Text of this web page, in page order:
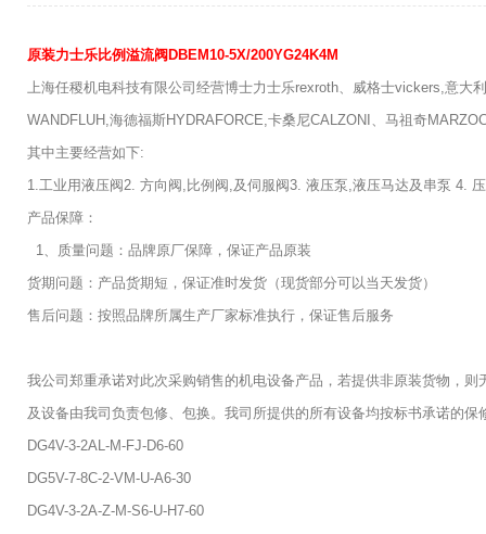
原装力士乐比例溢流阀DBEM10-5X/200YG24K4M
上海任稷机电科技有限公司经营博士力士乐rexroth、威格士vickers,意大
WANDFLUH,海德福斯HYDRAFORCE,卡桑尼CALZONI、马祖奇
其中主要经营如下:
1.工业用液压阀2. 方向阀,比例阀,及伺服阀3. 液压泵,液压马达及串泵 4.
产品保障：
1、质量问题：品牌原厂保障，保证产品原装
货期问题：产品货期短，保证准时发货（现货部分可以当天发货）
售后问题：按照品牌所属生产厂家标准执行，保证售后服务
我公司郑重承诺对此次采购销售的机电设备产品，若提供非原装货物，
及设备由我司负责包修、包换。我司所提供的所有设备均按标书承诺的保
DG4V-3-2AL-M-FJ-D6-60
DG5V-7-8C-2-VM-U-A6-30
DG4V-3-2A-Z-M-S6-U-H7-60